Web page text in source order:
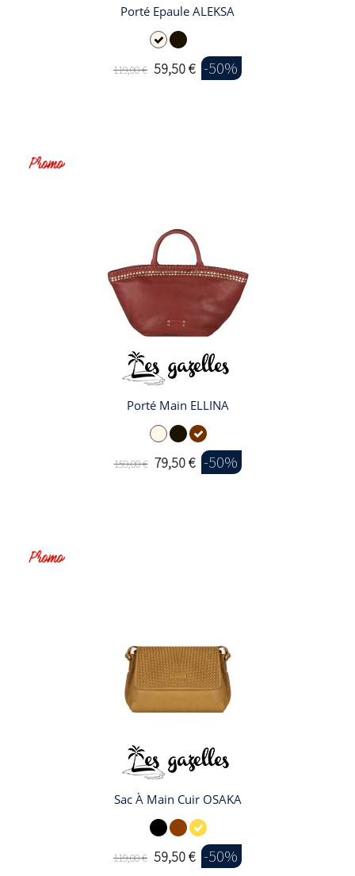
Porté Epaule ALEKSA
119,00 € 59,50 € -50%
Porté Main ELLINA
159,00 € 79,50 € -50%
Sac À Main Cuir OSAKA
119,00 € 59,50 € -50%